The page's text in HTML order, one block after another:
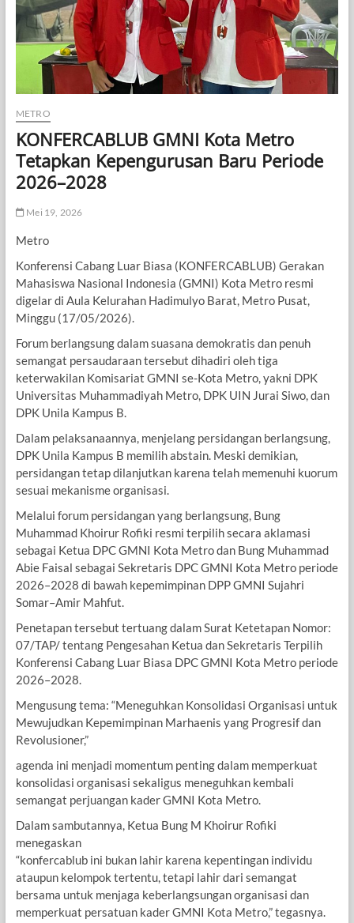
METRO
KONFERCABLUB GMNI Kota Metro
Tetapkan Kepengurusan Baru Periode
2026–2028
Mei 19, 2026
Metro
Konferensi Cabang Luar Biasa (KONFERCABLUB) Gerakan
Mahasiswa Nasional Indonesia (GMNI) Kota Metro resmi
digelar di Aula Kelurahan Hadimulyo Barat, Metro Pusat,
Minggu (17/05/2026).
Forum berlangsung dalam suasana demokratis dan penuh
semangat persaudaraan tersebut dihadiri oleh tiga
keterwakilan Komisariat GMNI se-Kota Metro, yakni DPK
Universitas Muhammadiyah Metro, DPK UIN Jurai Siwo, dan
DPK Unila Kampus B.
Dalam pelaksanaannya, menjelang persidangan berlangsung,
DPK Unila Kampus B memilih abstain. Meski demikian,
persidangan tetap dilanjutkan karena telah memenuhi kuorum
sesuai mekanisme organisasi.
Melalui forum persidangan yang berlangsung, Bung
Muhammad Khoirur Rofiki resmi terpilih secara aklamasi
sebagai Ketua DPC GMNI Kota Metro dan Bung Muhammad
Abie Faisal sebagai Sekretaris DPC GMNI Kota Metro periode
2026–2028 di bawah kepemimpinan DPP GMNI Sujahri
Somar–Amir Mahfut.
Penetapan tersebut tertuang dalam Surat Ketetapan Nomor:
07/TAP/ tentang Pengesahan Ketua dan Sekretaris Terpilih
Konferensi Cabang Luar Biasa DPC GMNI Kota Metro periode
2026–2028.
Mengusung tema: “Meneguhkan Konsolidasi Organisasi untuk
Mewujudkan Kepemimpinan Marhaenis yang Progresif dan
Revolusioner,”
agenda ini menjadi momentum penting dalam memperkuat
konsolidasi organisasi sekaligus meneguhkan kembali
semangat perjuangan kader GMNI Kota Metro.
Dalam sambutannya, Ketua Bung M Khoirur Rofiki
menegaskan
“konfercablub ini bukan lahir karena kepentingan individu
ataupun kelompok tertentu, tetapi lahir dari semangat
bersama untuk menjaga keberlangsungan organisasi dan
memperkuat persatuan kader GMNI Kota Metro,” tegasnya.